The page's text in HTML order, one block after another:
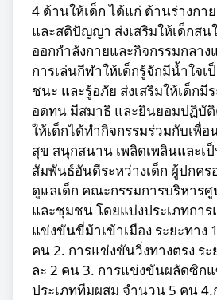
4 ด้านให้เด็ก ได้แก่ ด้านร่างกา
และสติปัญญา ส่งเสริมให้เด็กสน
ออกกำลังกายและกิจกรรมกลา
การเล่นกีฬาให้เด็กรู้จักมีน้ำใจ
ชนะ และรู้อภัย ส่งเสริมให้เด็กมี
อดทน มีสมาธิ และยินยอมปฏิบั
ให้เด็กได้ทำกิจกรรมร่วมกับเพื่
สุข สนุกสนาน เพลิดเพลินและเ
สัมพันธ์อันดีระหว่างเด็ก ผู้ปกคร
ดูแลเด็ก คณะกรรมการบริหาร
และชุมชน โดยแบ่งประเภทกา
แข่งขันขี่ม้าเข้าเมือง ระยะทาง
คน 2. การแข่งขันวิ่งทางตรง ระ
ละ 2 คน 3. การแข่งขันผลัดซิก
ประเภททีมผสม จำนวน 5 คน